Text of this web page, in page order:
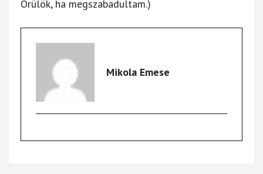
Örülök, ha megszabadultam.)
Mikola Emese